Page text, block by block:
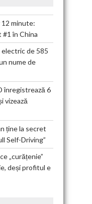
12 minute:
#1 în China
electric de 585
nume de
înregistrează 6
vizează
ține la secret
Self-Driving”
„curățenie”
deși profitul e